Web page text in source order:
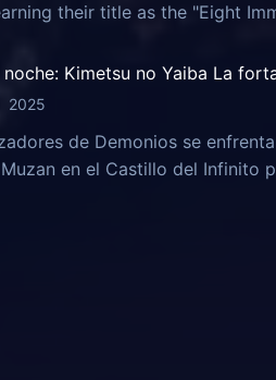
their title as the "Eight
noche: Kimetsu no Yaiba La
2025
de Demonios se
en el Castillo del Infinito